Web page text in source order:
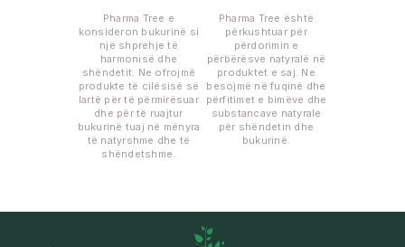
Pharma Tree e
konsideron bukurinë si
një shprehje të
harmonisë dhe
shëndetit. Ne ofrojmë
produkte të cilësisë së
lartë për të përmirësuar
dhe për të ruajtur
bukurinë tuaj në mënyra
të natyrshme dhe të
shëndetshme.
Pharma Tree është
përkushtuar për
përdorimin e
përbërësve natyralë në
produktet e saj. Ne
besojmë në fuqinë dhe
përfitimet e bimëve dhe
substancave natyrale
për shëndetin dhe
bukurinë.